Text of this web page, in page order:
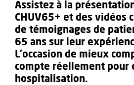
Assistez à la
CHUV65+ et des vidéos
de témoignages de
65 ans sur leur
L’occasion de mieux
compte réellement pour
hospitalisation.